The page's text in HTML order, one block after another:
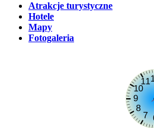
Atrakcje turystyczne
Hotele
Mapy
Fotogaleria